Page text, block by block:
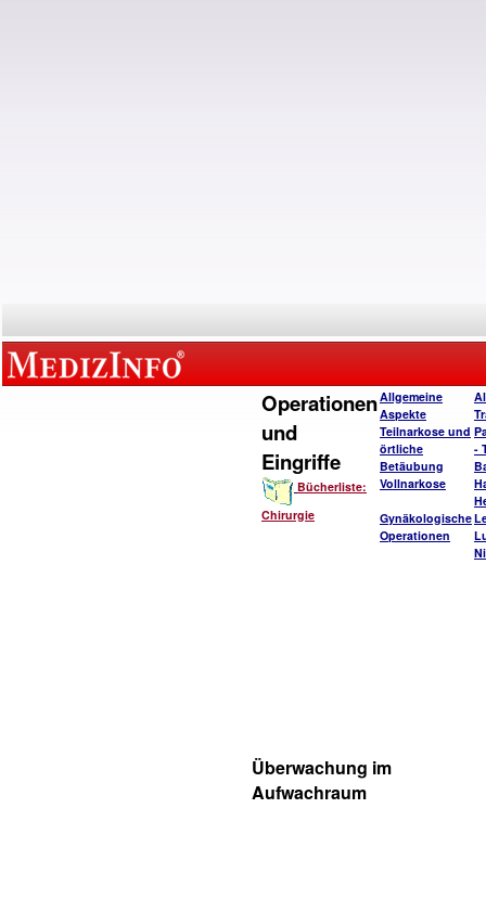
Operationen
und
Eingriffe
Bücherliste:
Chirurgie
Allgemeine
Aspekte
Teilnarkose und
örtliche
Betäubung
Vollnarkose
Gynäkologische
Operationen
-
Überwachung im
Aufwachraum